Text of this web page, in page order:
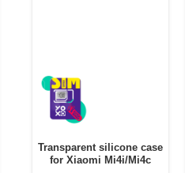
Transparent silicone case
for Xiaomi Mi4i/Mi4c